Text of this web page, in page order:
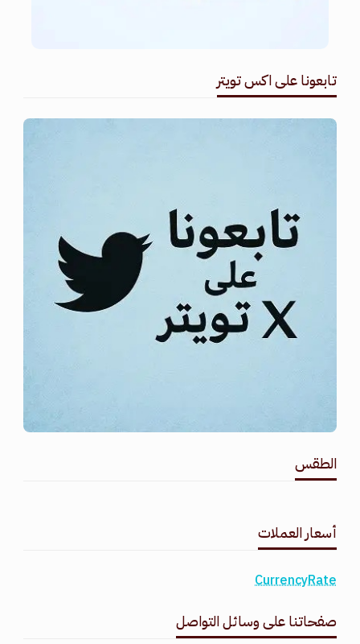
تابعونا على اكس تويتر
الطقس
أسعار العملات
CurrencyRate
صفحاتنا على وسائل التواصل